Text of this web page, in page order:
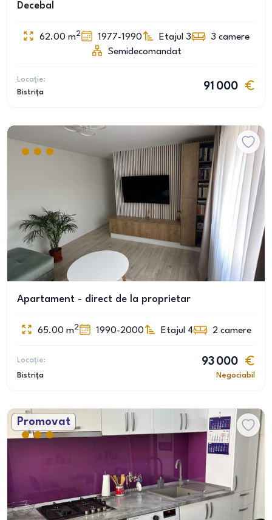
Decebal
62.00 m2 1977-1990 Etajul 3 3 camere
Semidecomandat
Locație:
Bistrița
91 000
Apartament - direct de la proprietar
65.00 m2 1990-2000 Etajul 4 2 camere
Locație:
Bistrița
93 000
Negociabil
Promovat